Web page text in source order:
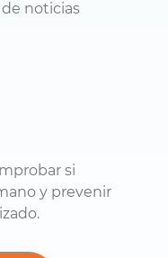
noticias
si
y prevenir